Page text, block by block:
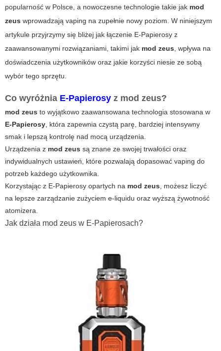
popularność w Polsce, a nowoczesne technologie takie jak mod
zeus wprowadzają vaping na zupełnie nowy poziom. W niniejszym
artykule przyjrzymy się bliżej jak łączenie E-Papierosy z
zaawansowanymi rozwiązaniami, takimi jak mod zeus, wpływa na
doświadczenia użytkowników oraz jakie korzyści niesie ze sobą
wybór tego sprzętu.
Co wyróżnia E-Papierosy z mod zeus?
mod zeus to wyjątkowo zaawansowana technologia stosowana w
E-Papierosy, która zapewnia czystą parę, bardziej intensywny
smak i lepszą kontrolę nad mocą urządzenia.
Urządzenia z mod zeus są znane ze swojej trwałości oraz
indywidualnych ustawień, które pozwalają dopasować vaping do
potrzeb każdego użytkownika.
Korzystając z E-Papierosy opartych na mod zeus, możesz liczyć
na lepsze zarządzanie zużyciem e-liquidu oraz wyższą żywotność
atomizera.
Jak działa mod zeus w E-Papierosach?